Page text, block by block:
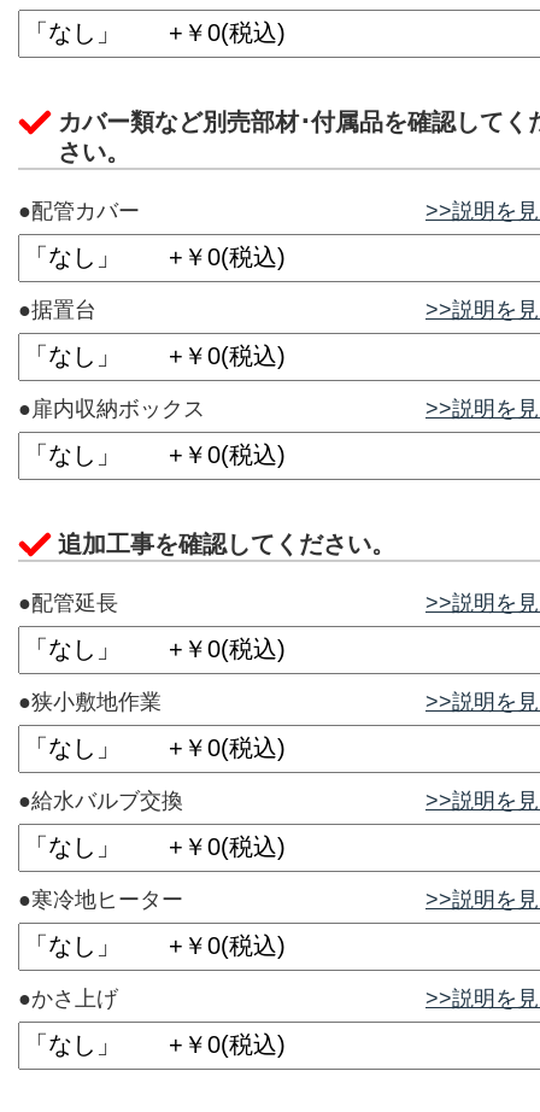
カバー類など別売部材･付属品を確認してく
さい。
●配管カバー >>説明を
●据置台 >>説明を
●扉内収納ボックス >>説明を
追加工事を確認してください。
●配管延長 >>説明を
●狭小敷地作業 >>説明を
●給水バルブ交換 >>説明を
●寒冷地ヒーター >>説明を
●かさ上げ >>説明を